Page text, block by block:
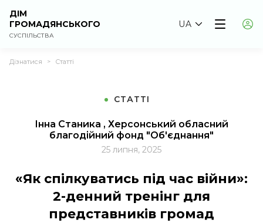
ДІМ
ГРОМАДЯНСЬКОГО
СУСПІЛЬСТВА
UA
Дізнатися > Статті
СТАТТІ
Інна Станика , Херсонський обласний
благодійний фонд "Об'єднання"
25 липня, 2025
«Як спілкуватись під час війни»:
2-денний тренінг для
представників громад